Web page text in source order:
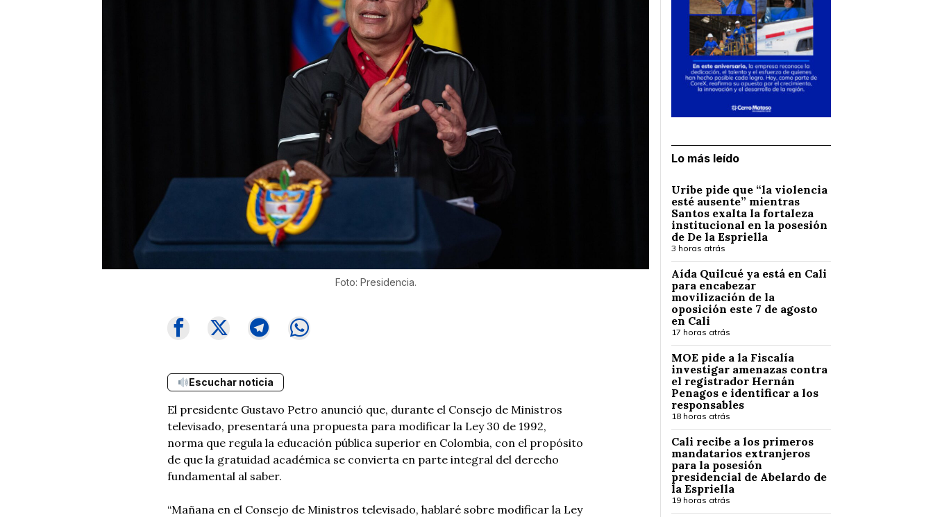
Foto: Presidencia.
Escuchar noticia
El presidente Gustavo Petro anunció que, durante el Consejo de Ministros
televisado, presentará una propuesta para modificar la Ley 30 de 1992,
norma que regula la educación pública superior en Colombia, con el propósito
de que la gratuidad académica se convierta en parte integral del derecho
fundamental al saber.
“Mañana en el Consejo de Ministros televisado, hablaré sobre modificar la Ley
Lo más leído
Uribe pide que “la violencia
esté ausente” mientras
Santos exalta la fortaleza
institucional en la posesión
de De la Espriella
3 horas atrás
Aída Quilcué ya está en Cali
para encabezar
movilización de la
oposición este 7 de agosto
en Cali
17 horas atrás
MOE pide a la Fiscalía
investigar amenazas contra
el registrador Hernán
Penagos e identificar a los
responsables
18 horas atrás
Cali recibe a los primeros
mandatarios extranjeros
para la posesión
presidencial de Abelardo de
la Espriella
19 horas atrás